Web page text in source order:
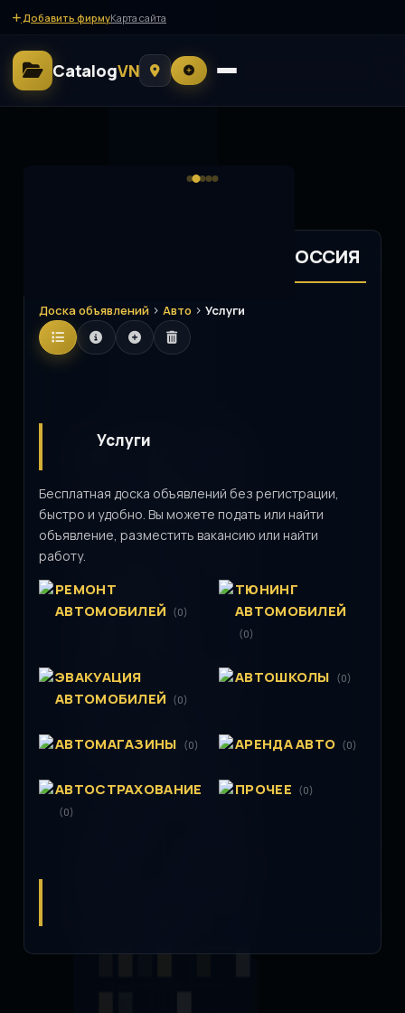
Добавить фирмуКарта сайта
CatalogVN
Услуги Доска объявлений. РОССИЯ
Доска объявлений > Авто > Услуги
Услуги
Бесплатная доска объявлений без регистрации,
быстро и удобно. Вы можете подать или найти
объявление, разместить вакансию или найти
работу.
РЕМОНТ
АВТОМОБИЛЕЙ (0)
ТЮНИНГ
АВТОМОБИЛЕЙ
(0)
ЭВАКУАЦИЯ
АВТОМОБИЛЕЙ (0)
АВТОШКОЛЫ (0)
АВТОМАГАЗИНЫ (0) АРЕНДА АВТО (0)
АВТОСТРАХОВАНИЕ
(0)
ПРОЧЕЕ (0)